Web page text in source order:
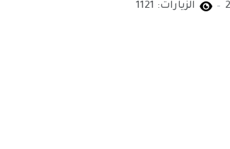
الزيارات: 1121